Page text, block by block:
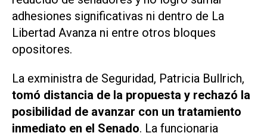
adhesiones significativas ni dentro de La
Libertad Avanza ni entre otros bloques
opositores.
La exministra de Seguridad, Patricia Bullrich,
tomó distancia de la propuesta y rechazó la
posibilidad de avanzar con un tratamiento
inmediato en el Senado. La funcionaria